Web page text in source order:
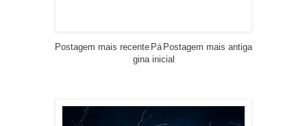
Postagem mais recente Postagem mais antiga
Pá
gina inicial